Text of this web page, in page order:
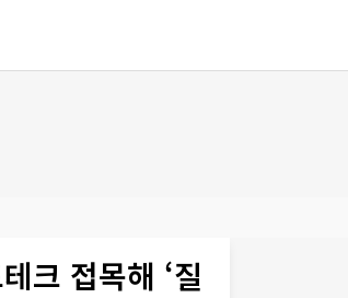
크 접목해 ‘질